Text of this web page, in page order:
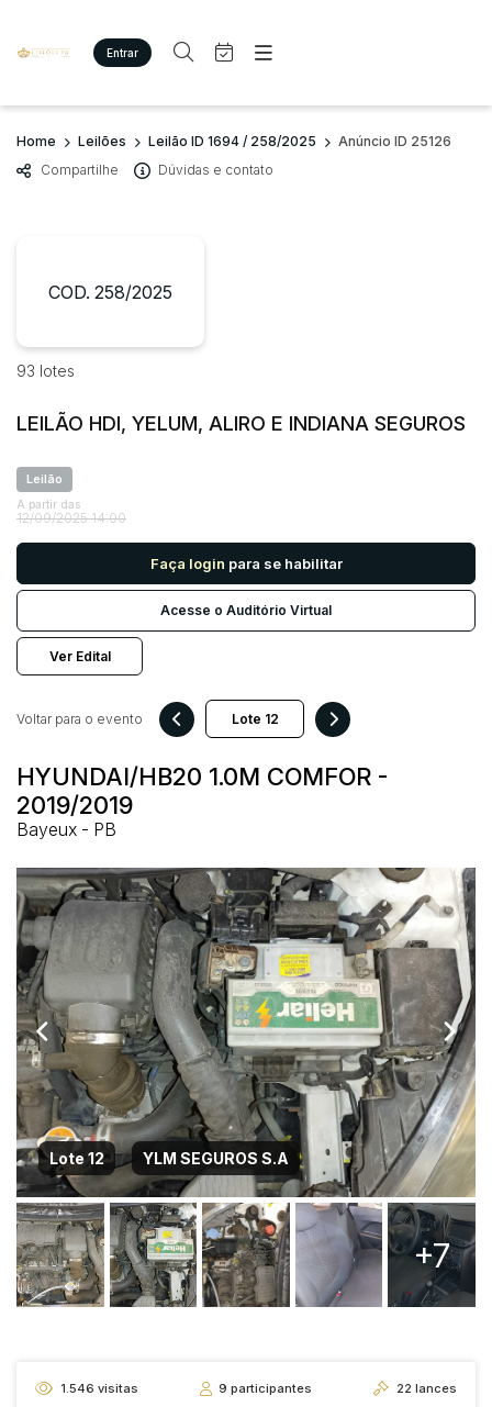
Entrar
Criar conta Entrar
Site
Agenda
Quem Somos
Imóveis
Veículos
Carros
Busca por palavra-chave
Bairro
Judiciais Extrajudiciais
R$
Quem Somos
Home Leilões Leilão ID 1694 / 258/2025
Anúncio ID 25126
Compartilhe
Dúvidas e contato
COD. 258/2025
93 lotes
LEILÃO HDI, YELUM, ALIRO E INDIANA SEGUROS
Leilão
A partir das
12/09/2025 14:00
Faça login para se habilitar
Acesse o Auditório Virtual
Ver Edital
HYUNDAI/HB20 1.0M COMFOR -
2019/2019
Bayeux - PB
Voltar para o evento
Lote 12 YLM SEGUROS S.A
+7
1.546 visitas 9participantes 22 lances